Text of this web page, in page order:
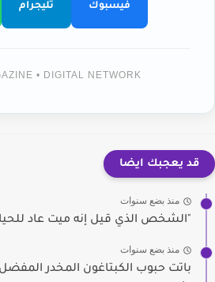
فيسبوك تليجرام
• DIGITAL NETWORK
قد يعجبك ايضا
منذ بضع سنوات
"الشخص الذي قيل إنه ميت عاد
منذ بضع سنوات
باتت حبوب الكبتاغون المخدر